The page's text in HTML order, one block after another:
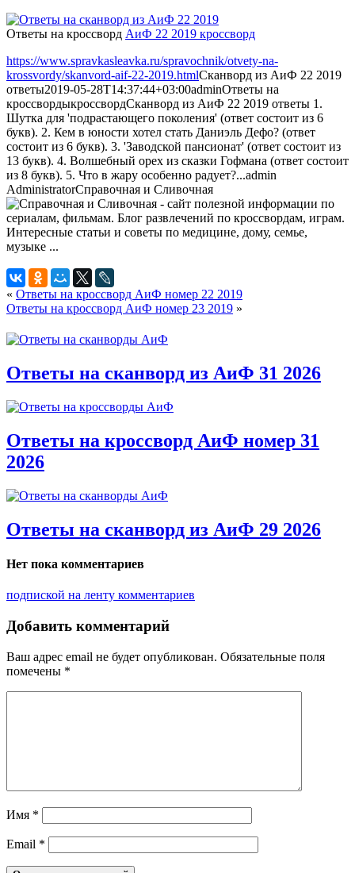
Ответы на кроссворд АиФ 22 2019 кроссворд
https://www.spravkasleavka.ru/spravochnik/otvety-na-
krossvordy/skanvord-aif-22-2019.htmlСканворд из АиФ 22 2019
ответы2019-05-28T14:37:44+03:00adminОтветы на
кроссвордыкроссвордСканворд из АиФ 22 2019 ответы 1.
Шутка для 'подрастающего поколения' (ответ состоит из 6
букв). 2. Кем в юности хотел стать Даниэль Дефо? (ответ
состоит из 6 букв). 3. 'Заводской пансионат' (ответ состоит из
13 букв). 4. Волшебный орех из сказки Гофмана (ответ состоит
из 8 букв). 5. Что в жару особенно радует?...admin
AdministratorСправочная и Сливочная
« Ответы на кроссворд АиФ номер 22 2019
Ответы на кроссворд АиФ номер 23 2019 »
Ответы на сканворд из АиФ 31 2026
Ответы на кроссворд АиФ номер 31
2026
Ответы на сканворд из АиФ 29 2026
Нет пока комментариев
подпиской на ленту комментариев
Добавить комментарий
Ваш адрес email не будет опубликован. Обязательные поля
помечены *
Имя *
Email *